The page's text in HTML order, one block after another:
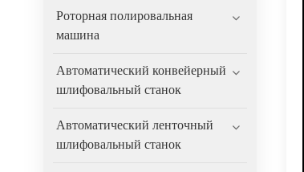
Роторная полировальная
машина
Автоматический конвейерный
шлифовальный станок
Автоматический ленточный
шлифовальный станок